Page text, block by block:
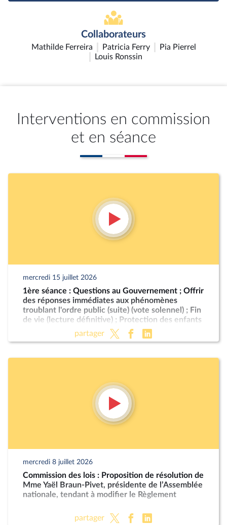
Collaborateurs
Mathilde Ferreira Patricia Ferry
Pia Pierrel
Louis Ronssin
Interventions en commission
et en séance
mercredi 15 juillet 2026
1ère séance : Questions au Gouvernement ; Offrir
des réponses immédiates aux phénomènes
troublant l'ordre public (suite) (vote solennel) ; Fin
de vie (lecture définitive) ; Protection des enfants
partager
mercredi 8 juillet 2026
Commission des lois : Proposition de résolution de
Mme Yaël Braun-Pivet, présidente de l’Assemblée
nationale, tendant à modifier le Règlement
partager